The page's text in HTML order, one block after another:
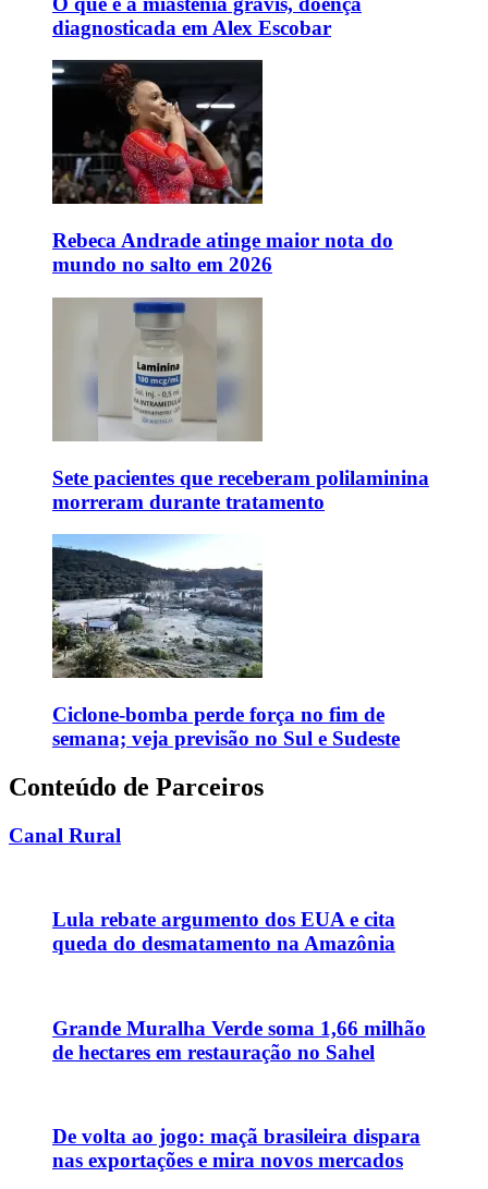
diagnosticada em Alex Escobar
Rebeca Andrade atinge maior nota do
mundo no salto em 2026
Sete pacientes que receberam polilaminina
morreram durante tratamento
Ciclone-bomba perde força no fim de
semana; veja previsão no Sul e Sudeste
Conteúdo de Parceiros
Canal Rural
Lula rebate argumento dos EUA e cita
queda do desmatamento na Amazônia
Grande Muralha Verde soma 1,66 milhão
de hectares em restauração no Sahel
De volta ao jogo: maçã brasileira dispara
nas exportações e mira novos mercados